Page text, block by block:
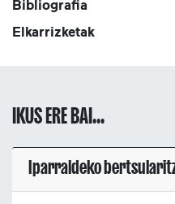
Bibliografia
Elkarrizketak
IKUS ERE BAI...
Iparraldeko